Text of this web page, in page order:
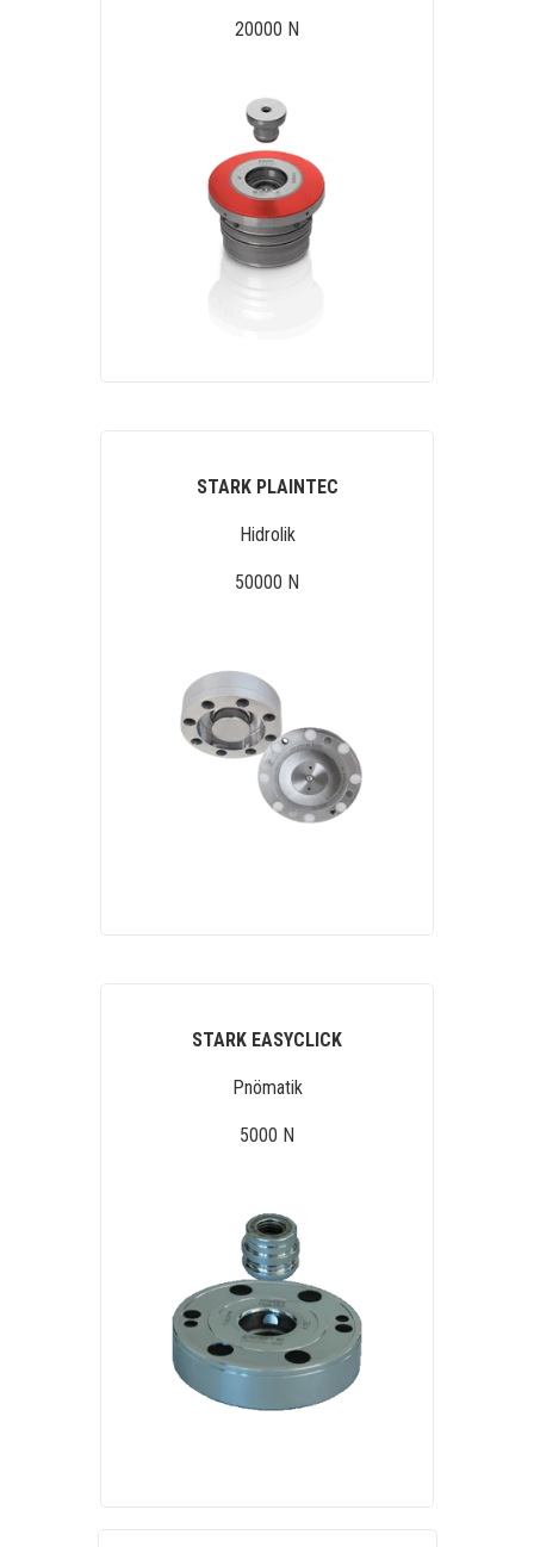
20000 N
STARK PLAINTEC
Hidrolik
50000 N
STARK EASYCLICK
Pnömatik
5000 N